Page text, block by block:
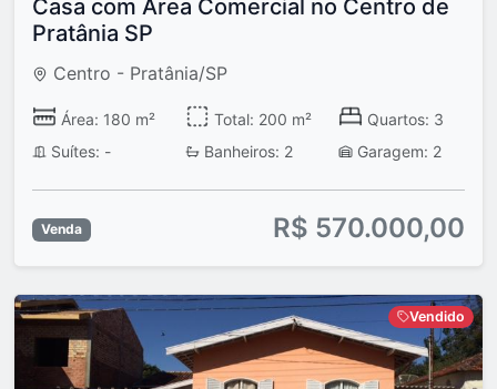
Casa com Área Comercial no Centro de
Pratânia SP
Centro - Pratânia/SP
Área: 180 m² Total: 200 m²
Quartos: 3
Suítes: -
Banheiros: 2 Garagem: 2
Venda R$ 570.000,00
Vendido